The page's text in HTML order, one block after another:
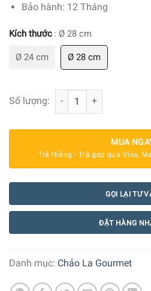
Bảo hành: 12 Tháng
Kích thước : Ø 28 cm
Ø 24 cm Ø 28 cm
Số lượng: Chảo gang sâu lòng La
MUA
Trả thẳng - Trả góp qua Visa,
GỌI LẠI TƯ
ĐẶT HÀNG
Danh mục: Chảo La Gourmet